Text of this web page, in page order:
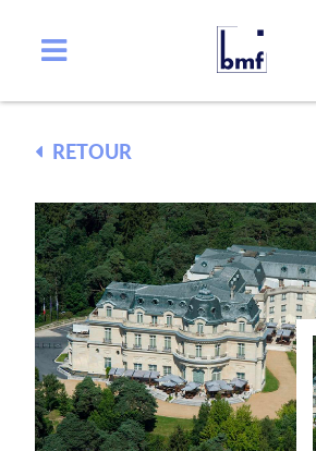
RETOUR